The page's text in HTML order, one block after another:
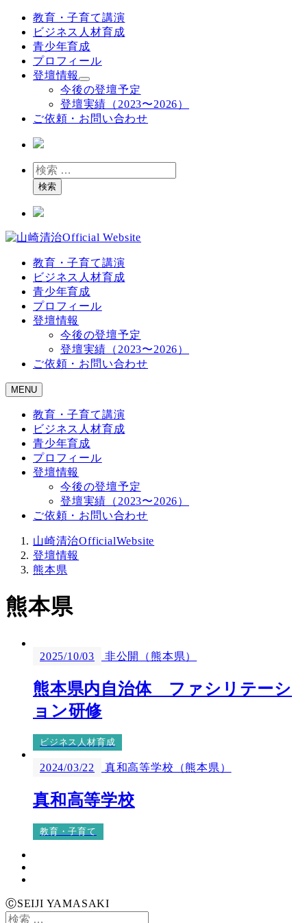
教育・子育て講演
ビジネス人材育成
青少年育成
プロフィール
登壇情報
今後の登壇予定
登壇実績（2023〜2026）
ご依頼・お問い合わせ
検
索検索
教育・子育て講演
ビジネス人材育成
青少年育成
プロフィール
登壇情報
今後の登壇予定
登壇実績（2023〜2026）
ご依頼・お問い合わせ
MENU
教育・子育て講演
ビジネス人材育成
青少年育成
プロフィール
登壇情報
今後の登壇予定
登壇実績（2023〜2026）
ご依頼・お問い合わせ
山崎清治OfficialWebsite
登壇情報
熊本県
熊本県
2025/10/03 非公開（熊本県）
熊本県内自治体 ファシリテーシ
ョン研修
ビジネス人材育成
2024/03/22 真和高等学校（熊本県）
真和高等学校
教育・子育て
ⒸSEIJI YAMASAKI
検